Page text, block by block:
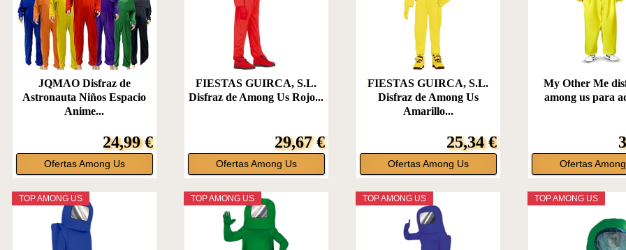
JQMAO Disfraz de
Astronauta Niños Espacio
Anime...
24,99 €
Ofertas Among Us
FIESTAS GUIRCA, S.L.
Disfraz de Among Us Rojo...
29,67 €
Ofertas Among Us
FIESTAS GUIRCA, S.L.
Disfraz de Among Us
Amarillo...
25,34 €
Ofertas Among Us
My Other Me
among us para
Ofertas
TOP AMONG US TOP AMONG US TOP AMONG US TOP AMONG US